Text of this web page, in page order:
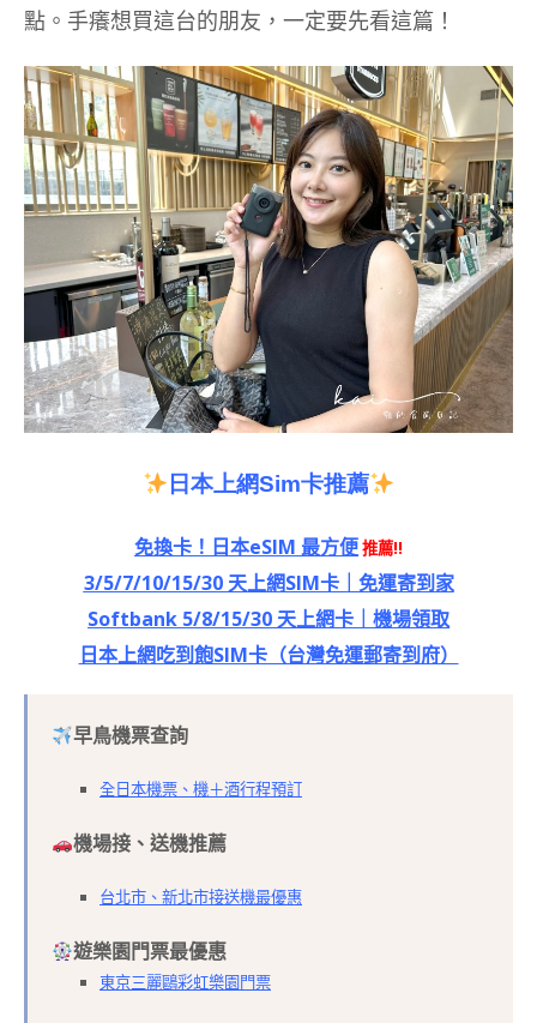
點。手癢想買這台的朋友，一定要先看這篇！
日本上網Sim卡推薦
免換卡！日本eSIM 最方便推薦!!
3/5/7/10/15/30 天上網SIM卡｜免運寄到家
Softbank 5/8/15/30 天上網卡｜機場領取
日本上網吃到飽SIM卡（台灣免運郵寄到府）
早鳥機票查詢
全日本機票、機＋酒行程預訂
機場接、送機推薦
台北市、新北市接送機最優惠
遊樂園門票最優惠
東京三麗鷗彩虹樂園門票